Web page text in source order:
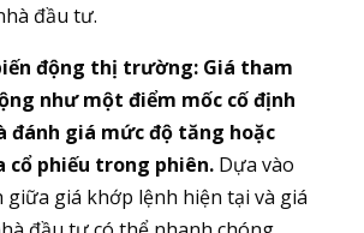
đầu tư.
động thị trường: Giá tham
như một điểm mốc cố định
đánh giá mức độ tăng hoặc
cổ phiếu trong phiên.Dựa vào
giữa giá khớp lệnh hiện tại và giá